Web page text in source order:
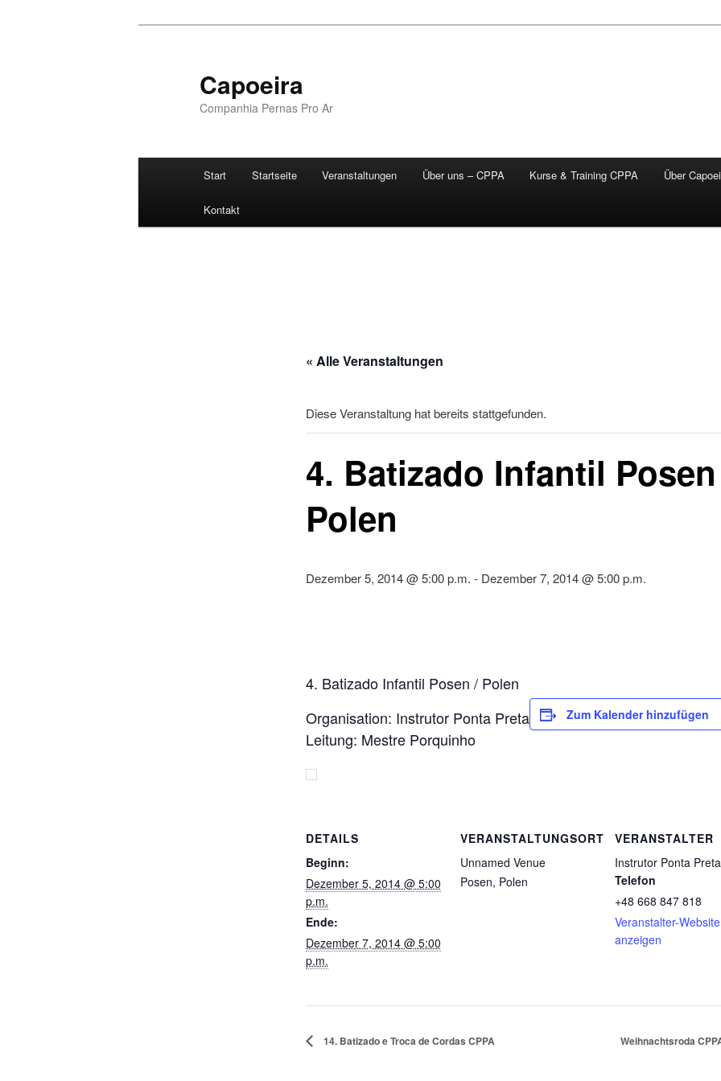
Capoeira
Companhia Pernas Pro Ar
Start Startseite Veranstaltungen Über uns – CPPA Kurse & Training CPPA Über
Kontakt
« Alle Veranstaltungen
Diese Veranstaltung hat bereits stattgefunden.
4. Batizado Infantil
Polen
Dezember 5, 2014 @ 5:00 p.m. - Dezember 7, 2014 @ 5:00 p.m.
4. Batizado Infantil Posen / Polen
Organisation: Instrutor Ponta Preta
Leitung: Mestre Porquinho
Zum Kalender hinzufügen
DETAILS
Beginn:
Dezember 5, 2014 @ 5:00
p.m.
Ende:
Dezember 7, 2014 @ 5:00
p.m.
VERANSTALTUNGSORT
Unnamed Venue
Posen, Polen
VERANSTALTER
Instrutor Ponta Preta
Telefon
+48 668 847 818
Veranstalter-Website
anzeigen
14. Batizado e Troca de Cordas CPPA Weihnachtsroda